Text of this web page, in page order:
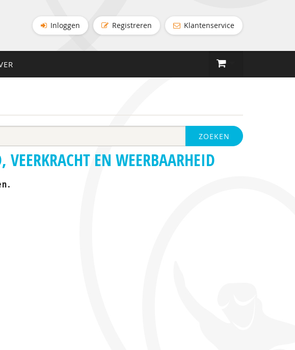
Inloggen Registreren Klantenservice
ZOEKEN
VEERKRACHT EN WEERBAARHEID